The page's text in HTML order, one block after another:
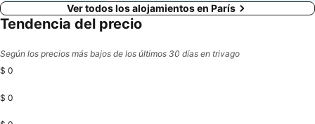
Ver todos los alojamientos en París
Tendencia del precio
Según los precios más bajos de los últimos 30 días en trivago
$ 0
$ 0